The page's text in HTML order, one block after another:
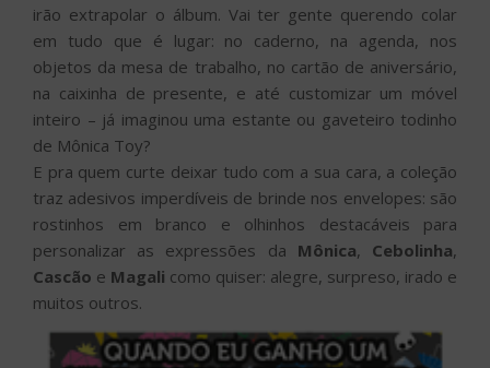
irão extrapolar o álbum. Vai ter gente querendo colar
em tudo que é lugar: no caderno, na agenda, nos
objetos da mesa de trabalho, no cartão de aniversário,
na caixinha de presente, e até customizar um móvel
inteiro – já imaginou uma estante ou gaveteiro todinho
de Mônica Toy?
E pra quem curte deixar tudo com a sua cara, a coleção
traz adesivos imperdíveis de brinde nos envelopes: são
rostinhos em branco e olhinhos destacáveis para
personalizar as expressões da Mônica, Cebolinha,
Cascão e Magali como quiser: alegre, surpreso, irado e
muitos outros.